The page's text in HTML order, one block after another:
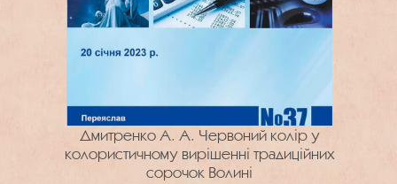
Дмитренко А. А. Червоний колір у
колористичному вирішенні традиційних
сорочок Волині